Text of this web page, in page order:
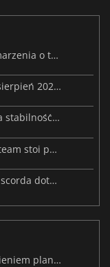
Wyciek ceny Steam Frame przekreśla marzenia o tanim zestawie VR
Premiery gier wideo w tym tygodniu – sierpień 2026 r. (32. tydzień)
Nowa aktualizacja w Palworld poprawia stabilność Sunreach i walk z bossami
Projekt Helix znów w grze, przyszłość Steam stoi pod znakiem zapytania
Złośliwe oprogramowanie i przejęcie Discorda dotknęły Meccha Chameleon
MARVEL Tōkon debiutuje wraz z ujawnieniem planu rozwoju na pierwszy rok